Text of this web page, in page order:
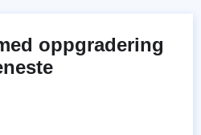
oppgradering